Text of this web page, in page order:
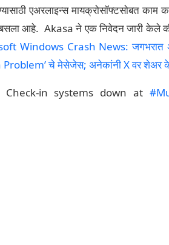
एअरलाइन्स मायक्रोसॉफ्टसोबत
आहे. Akasa ने एक निवेदन जारी केले
Windows Crash News: जगभरात
चे मेसेजेस; अनेकांनी X वर शेअर
in systems down at